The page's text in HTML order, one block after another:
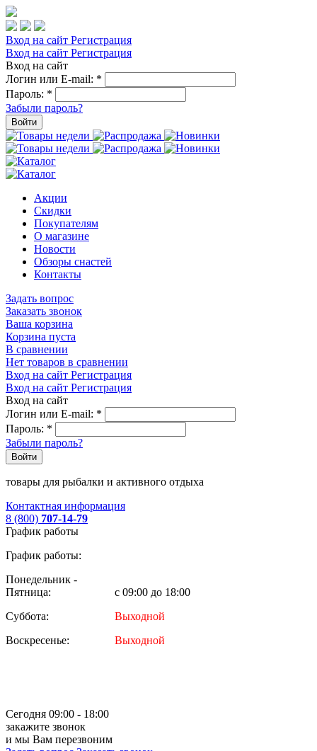
Вход на сайт Регистрация
Вход на сайт Регистрация
Вход на сайт
Логин или E-mail: *
Пароль: *
Забыли пароль?
Войти
Акции
Скидки
Покупателям
О магазине
Новости
Обзоры снастей
Контакты
Задать вопрос
Заказать звонок
Ваша корзина
Корзина пуста
В сравнении
Нет товаров в сравнении
Вход на сайт Регистрация
Вход на сайт Регистрация
Вход на сайт
Логин или E-mail: *
Пароль: *
Забыли пароль?
Войти
товары для рыбалки и активного отдыха
Контактная информация
8 (800) 707-14-79
График работы
График работы:
Понедельник -
Пятница:
с 09:00 до 18:00
Суббота:
Выходной
Воскресенье:
Выходной
Сегодня 09:00 - 18:00
закажите звонок
и мы Вам перезвоним